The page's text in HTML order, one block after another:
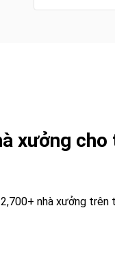
xưởng cho
nhà xưởng trên